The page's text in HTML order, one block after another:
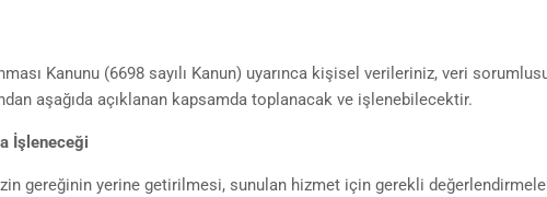
Kanunu (6698 sayılı Kanun) uyarınca kişisel verileriniz, veri
aşağıda açıklanan kapsamda toplanacak ve işlenebilecektir.
İşleneceği
gereğinin yerine getirilmesi, sunulan hizmet için gerekli